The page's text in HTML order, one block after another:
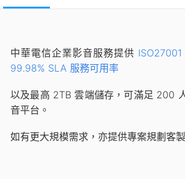
中華電信企業影音服務提供
99.98% SLA 服務可用率
以及最高 2TB 雲端儲存，可滿足 200
音平台。
如有更大規模需求，亦提供專案規劃客